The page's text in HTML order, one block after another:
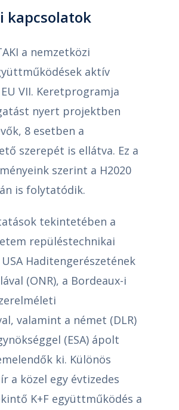
kapcsolatok
a nemzetközi
aktív
VII. Keretprogramja
nyert projektben
8 esetben a
szerepét is ellátva. Ez a
szerint a H2020
is folytatódik.
tekintetében a
repüléstechnikai
Haditengerészetének
(ONR), a Bordeaux-i
valamint a német (DLR)
(ESA) ápolt
ki. Különös
a közel egy évtizedes
K+F együttműködés a